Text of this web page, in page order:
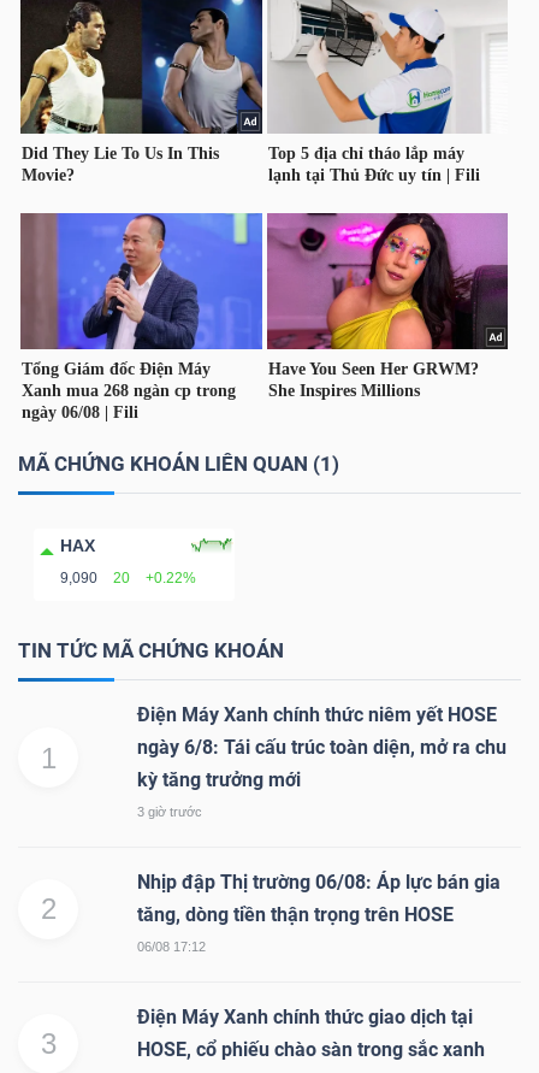
MÃ CHỨNG KHOÁN LIÊN QUAN (1)
HAX
9,090 20 +0.22%
TIN TỨC MÃ CHỨNG KHOÁN
1
Điện Máy Xanh chính thức niêm yết HOSE
ngày 6/8: Tái cấu trúc toàn diện, mở ra chu
kỳ tăng trưởng mới
3 giờ trước
2
Nhịp đập Thị trường 06/08: Áp lực bán gia
tăng, dòng tiền thận trọng trên HOSE
06/08 17:12
3
Điện Máy Xanh chính thức giao dịch tại
HOSE, cổ phiếu chào sàn trong sắc xanh
LIỆU
Ngành
(-)
VS-
NĂNG
LƯỢNG
NGUYÊN
VẬT
CÔNG
THIẾT